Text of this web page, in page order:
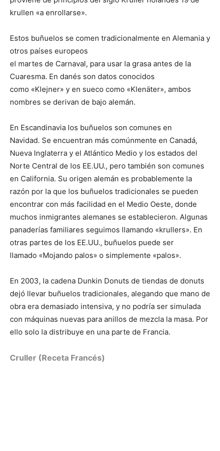
krullen «a enrollarse».
Estos buñuelos se comen tradicionalmente en Alemania y
otros países europeos
el martes de Carnaval, para usar la grasa antes de la
Cuaresma. En danés son datos conocidos
como «Klejner» y en sueco como «Klenäter», ambos
nombres se derivan de bajo alemán.
En Escandinavia los buñuelos son comunes en
Navidad. Se encuentran más comúnmente en Canadá,
Nueva Inglaterra y el Atlántico Medio y los estados del
Norte Central de los EE.UU., pero también son comunes
en California. Su origen alemán es probablemente la
razón por la que los buñuelos tradicionales se pueden
encontrar con más facilidad en el Medio Oeste, donde
muchos inmigrantes alemanes se establecieron. Algunas
panaderías familiares seguimos llamando «krullers». En
otras partes de los EE.UU., buñuelos puede ser
llamado «Mojando palos» o simplemente «palos».
En 2003, la cadena Dunkin Donuts de tiendas de donuts
dejó llevar buñuelos tradicionales, alegando que mano de
obra era demasiado intensiva, y no podría ser simulada
con máquinas nuevas para anillos de mezcla la masa. Por
ello solo la distribuye en una parte de Francia.
Cruller (Receta Francés)